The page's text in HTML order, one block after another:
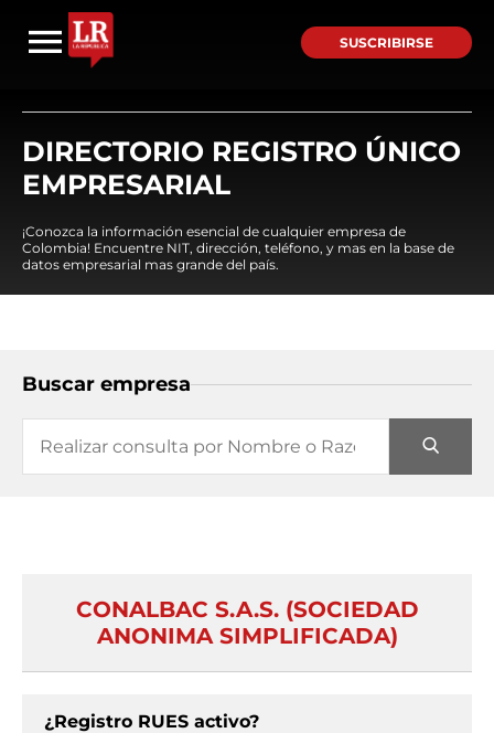
SUSCRIBIRSE
DIRECTORIO REGISTRO ÚNICO
EMPRESARIAL
¡Conozca la información esencial de cualquier empresa de
Colombia! Encuentre NIT, dirección, teléfono, y mas en la base de
datos empresarial mas grande del país.
Buscar empresa
CONALBAC S.A.S. (SOCIEDAD
ANONIMA SIMPLIFICADA)
¿Registro RUES activo?